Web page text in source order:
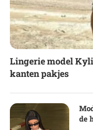
Lingerie model
kanten pakjes
de